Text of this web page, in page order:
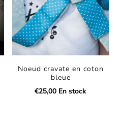
Noeud cravate en coton
bleue
€25,00 En stock